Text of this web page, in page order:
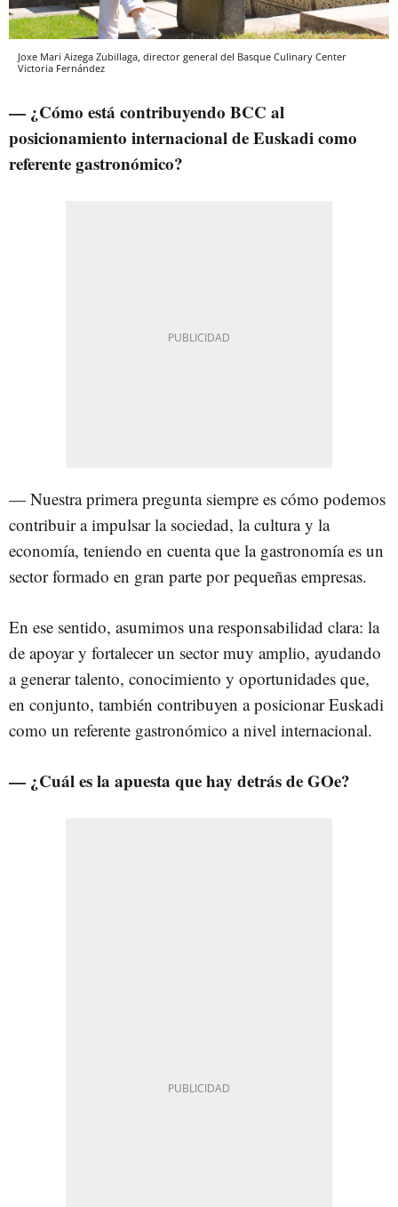
Joxe Mari Aizega Zubillaga, director general del Basque Culinary Center
Victoria Fernández
— ¿Cómo está contribuyendo BCC al
posicionamiento internacional de Euskadi como
referente gastronómico?
— Nuestra primera pregunta siempre es cómo podemos
contribuir a impulsar la sociedad, la cultura y la
economía, teniendo en cuenta que la gastronomía es un
sector formado en gran parte por pequeñas empresas.
En ese sentido, asumimos una responsabilidad clara: la
de apoyar y fortalecer un sector muy amplio, ayudando
a generar talento, conocimiento y oportunidades que,
en conjunto, también contribuyen a posicionar Euskadi
como un referente gastronómico a nivel internacional.
— ¿Cuál es la apuesta que hay detrás de GOe?